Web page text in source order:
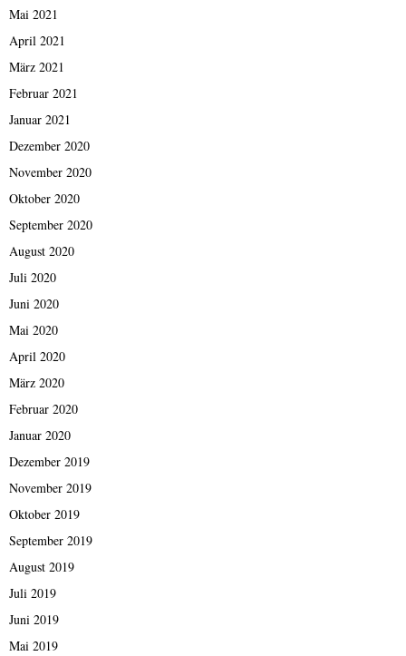
Mai 2021
April 2021
März 2021
Februar 2021
Januar 2021
Dezember 2020
November 2020
Oktober 2020
September 2020
August 2020
Juli 2020
Juni 2020
Mai 2020
April 2020
März 2020
Februar 2020
Januar 2020
Dezember 2019
November 2019
Oktober 2019
September 2019
August 2019
Juli 2019
Juni 2019
Mai 2019